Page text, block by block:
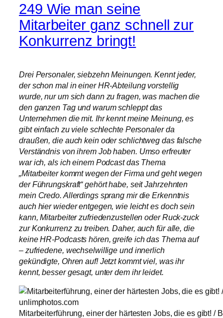
249 Wie man seine
Mitarbeiter ganz schnell zur
Konkurrenz bringt!
Drei Personaler, siebzehn Meinungen. Kennt jeder,
der schon mal in einer HR-Abteilung vorstellig
wurde, nur um sich dann zu fragen, was machen die
den ganzen Tag und warum schleppt das
Unternehmen die mit. Ihr kennt meine Meinung, es
gibt einfach zu viele schlechte Personaler da
draußen, die auch kein oder schlichtweg das falsche
Verständnis von ihrem Job haben. Umso erfreuter
war ich, als ich einem Podcast das Thema
„Mitarbeiter kommt wegen der Firma und geht wegen
der Führungskraft“ gehört habe, seit Jahrzehnten
mein Credo. Allerdings sprang mir die Erkenntnis
auch hier wieder entgegen, wie leicht es doch sein
kann, Mitarbeiter zufriedenzustellen oder Ruck-zuck
zur Konkurrenz zu treiben. Daher, auch für alle, die
keine HR-Podcasts hören, greife ich das Thema auf
– zufriedene, wechselwillige und innerlich
gekündigte, Ohren auf! Jetzt kommt viel, was ihr
kennt, besser gesagt, unter dem ihr leidet.
Mitarbeiterführung, einer der härtesten Jobs, die es gibt! /